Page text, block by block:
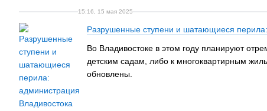
15:16, 15 мая 2025
Разрушенные ступени и шатающиеся
Во Владивостоке в этом году планируют
детским садам, либо к многоквартирным
обновлены.